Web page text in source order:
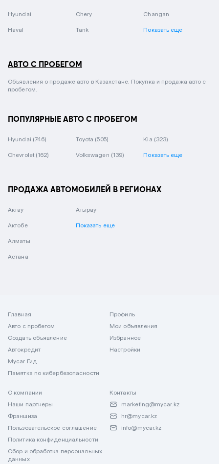
Hyundai Chery Changan
Haval Tank Показать еще
АВТО С ПРОБЕГОМ
Объявления о продаже авто в Казахстане. Покупка и продажа авто с
пробегом.
ПОПУЛЯРНЫЕ АВТО С ПРОБЕГОМ
Hyundai (746) Toyota (505) Kia (323)
Chevrolet (162) Volkswagen (139) Показать еще
ПРОДАЖА АВТОМОБИЛЕЙ В РЕГИОНАХ
Актау
Актобе
Алматы
Астана
Атырау
Показать еще
Главная
Авто с пробегом
Создать объявление
Автокредит
Mycar Гид
Памятка по кибербезопасности
Профиль
Мои объявления
Избранное
Настройки
О компании
Наши партнеры
Франшиза
Пользовательское соглашение
Политика конфиденциальности
Сбор и обработка персональных
данных
Контакты
marketing@mycar.kz
hr@mycar.kz
info@mycar.kz